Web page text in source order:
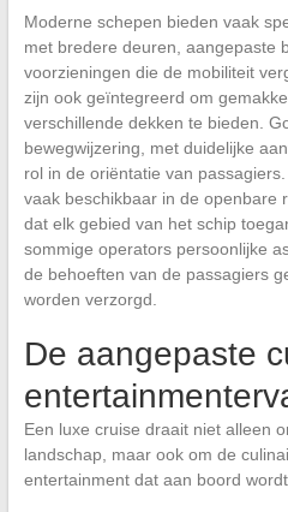
Moderne schepen bieden vaak
met bredere deuren, aangepaste
voorzieningen die de mobiliteit
zijn ook geïntegreerd om
verschillende dekken te bieden.
bewegwijzering, met duidelijke
rol in de oriëntatie van
vaak beschikbaar in de openbare
dat elk gebied van het schip
sommige operators persoonlijke
de behoeften van de passagiers
worden verzorgd.
De aangepaste
Een luxe cruise draait niet alleen
landschap, maar ook om de
entertainment dat aan boord